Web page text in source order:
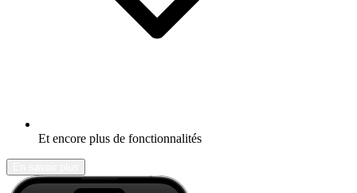
Et encore plus de fonctionnalités